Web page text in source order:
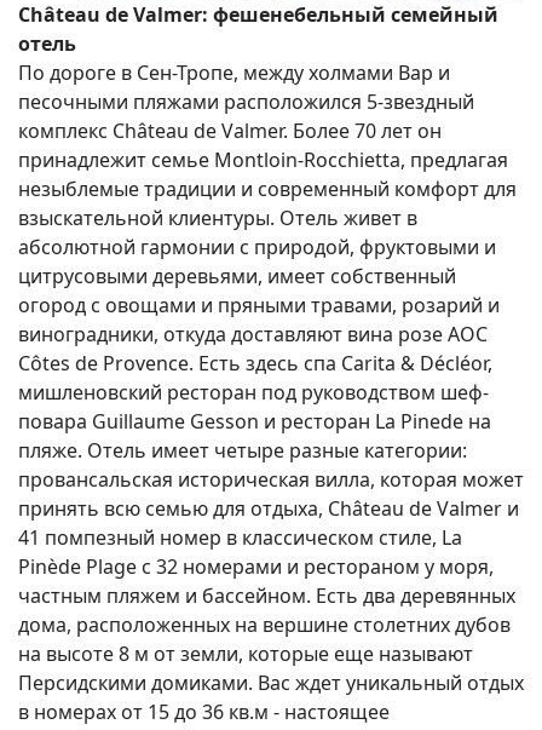
Château de Valmer: фешенебельный семейный
отель
По дороге в Сен-Тропе, между холмами Вар и
песочными пляжами расположился 5-звездный
комплекс Château de Valmer. Более 70 лет он
принадлежит семье Montloin-Rocchietta, предлагая
незыблемые традиции и современный комфорт для
взыскательной клиентуры. Отель живет в
абсолютной гармонии с природой, фруктовыми и
цитрусовыми деревьями, имеет собственный
огород с овощами и пряными травами, розарий и
виноградники, откуда доставляют вина розе AOC
Côtes de Provence. Есть здесь спа Carita & Décléor,
мишленовский ресторан под руководством шеф-
повара Guillaume Gesson и ресторан La Pinеde на
пляже. Отель имеет четыре разные категории:
провансальская историческая вилла, которая может
принять всю семью для отдыха, Château de Valmer и
41 помпезный номер в классическом стиле, La
Pinède Plage с 32 номерами и рестораном у моря,
частным пляжем и бассейном. Есть два деревянных
дома, расположенных на вершине столетних дубов
на высоте 8 м от земли, которые еще называют
Персидскими домиками. Вас ждет уникальный отдых
в номерах от 15 до 36 кв.м - настоящее